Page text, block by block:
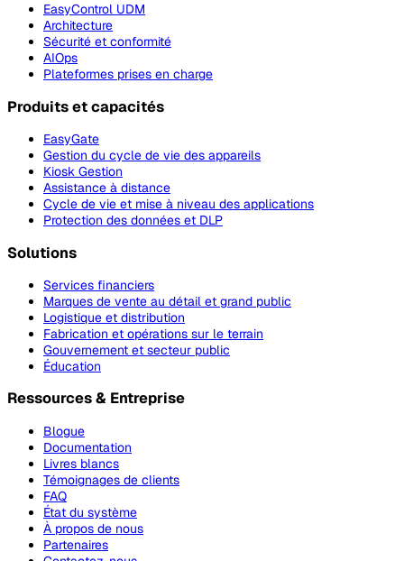
EasyControl UDM
Architecture
Sécurité et conformité
AIOps
Plateformes prises en charge
Produits et capacités
EasyGate
Gestion du cycle de vie des appareils
Kiosk Gestion
Assistance à distance
Cycle de vie et mise à niveau des applications
Protection des données et DLP
Solutions
Services financiers
Marques de vente au détail et grand public
Logistique et distribution
Fabrication et opérations sur le terrain
Gouvernement et secteur public
Éducation
Ressources & Entreprise
Blogue
Documentation
Livres blancs
Témoignages de clients
FAQ
État du système
À propos de nous
Partenaires